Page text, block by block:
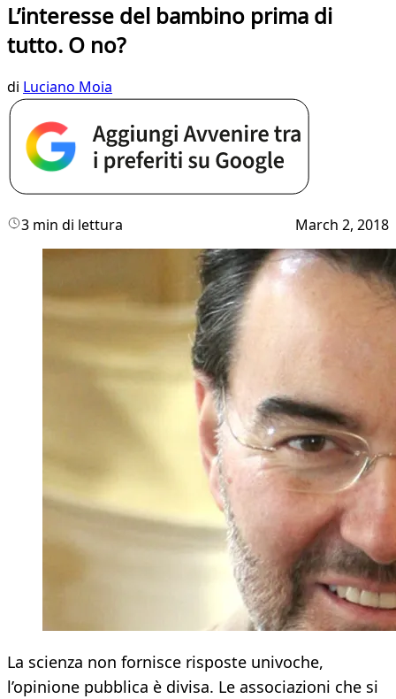
L’interesse del bambino prima di
tutto. O no?
di Luciano Moia
3 min di lettura March 2, 2018
La scienza non fornisce risposte univoche,
l’opinione pubblica è divisa. Le associazioni che si